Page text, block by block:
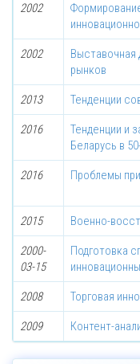
2002
2002
Выставочная
рынков
2013 Тенденции
2016
Тенденции и
Беларусь в
2016 Проблемы
2015 Военно-
2000-
03-15
Подготовка
2008 Торговая
2009 Контент-